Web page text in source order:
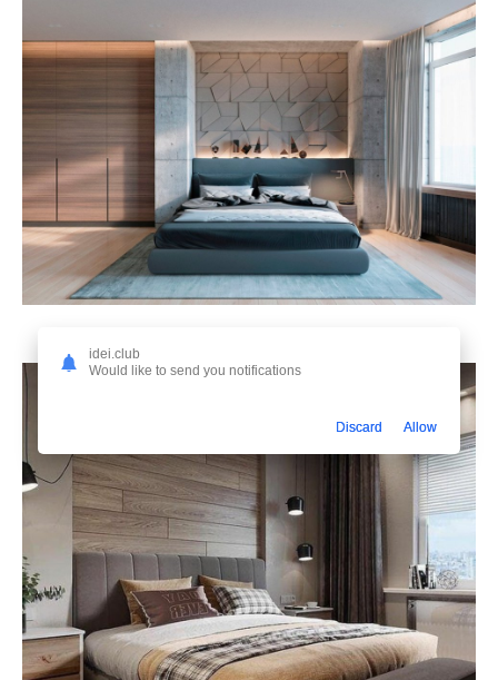
idei.club
Would like to send you notifications
Discard Allow